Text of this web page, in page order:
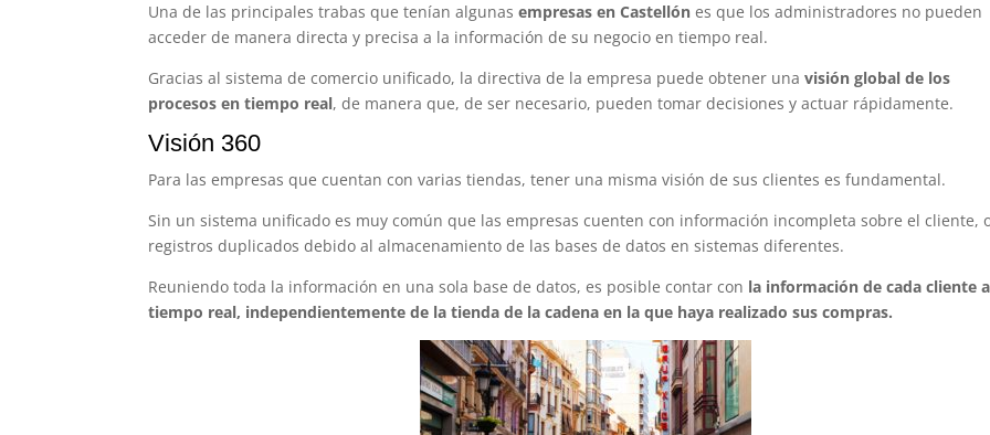
Una de las principales trabas que tenían algunasempresas en Castellón es que los administradores no pueden
acceder de manera directa y precisa a la información de su negocio en tiempo real.
Gracias al sistema de comercio unificado, la directiva de la empresa puede obtener unavisión global de los
procesos en tiempo real, de manera que, de ser necesario, pueden tomar decisiones y actuar rápidamente.
Visión 360
Para las empresas que cuentan con varias tiendas, tener una misma visión de sus clientes es fundamental.
Sin un sistema unificado es muy común que las empresas cuenten con información incompleta sobre el cliente,
registros duplicados debido al almacenamiento de las bases de datos en sistemas diferentes.
Reuniendo toda la información en una sola base de datos, es posible contar con la información de cada cliente a
tiempo real, independientemente de la tienda de la cadena en la que haya realizado sus compras.